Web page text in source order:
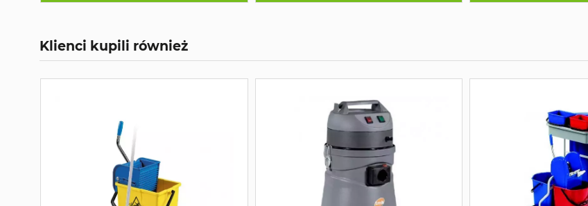
Klienci kupili również